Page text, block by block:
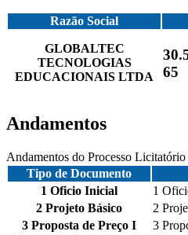
Razão Social
GLOBALTEC
TECNOLOGIAS
EDUCACIONAIS LTDA
65
Andamentos
Andamentos do Processo Licitatório
Tipo de Documento
1 Oficio Inicial
1
2 Projeto Básico
2
3 Proposta de Preço I
3